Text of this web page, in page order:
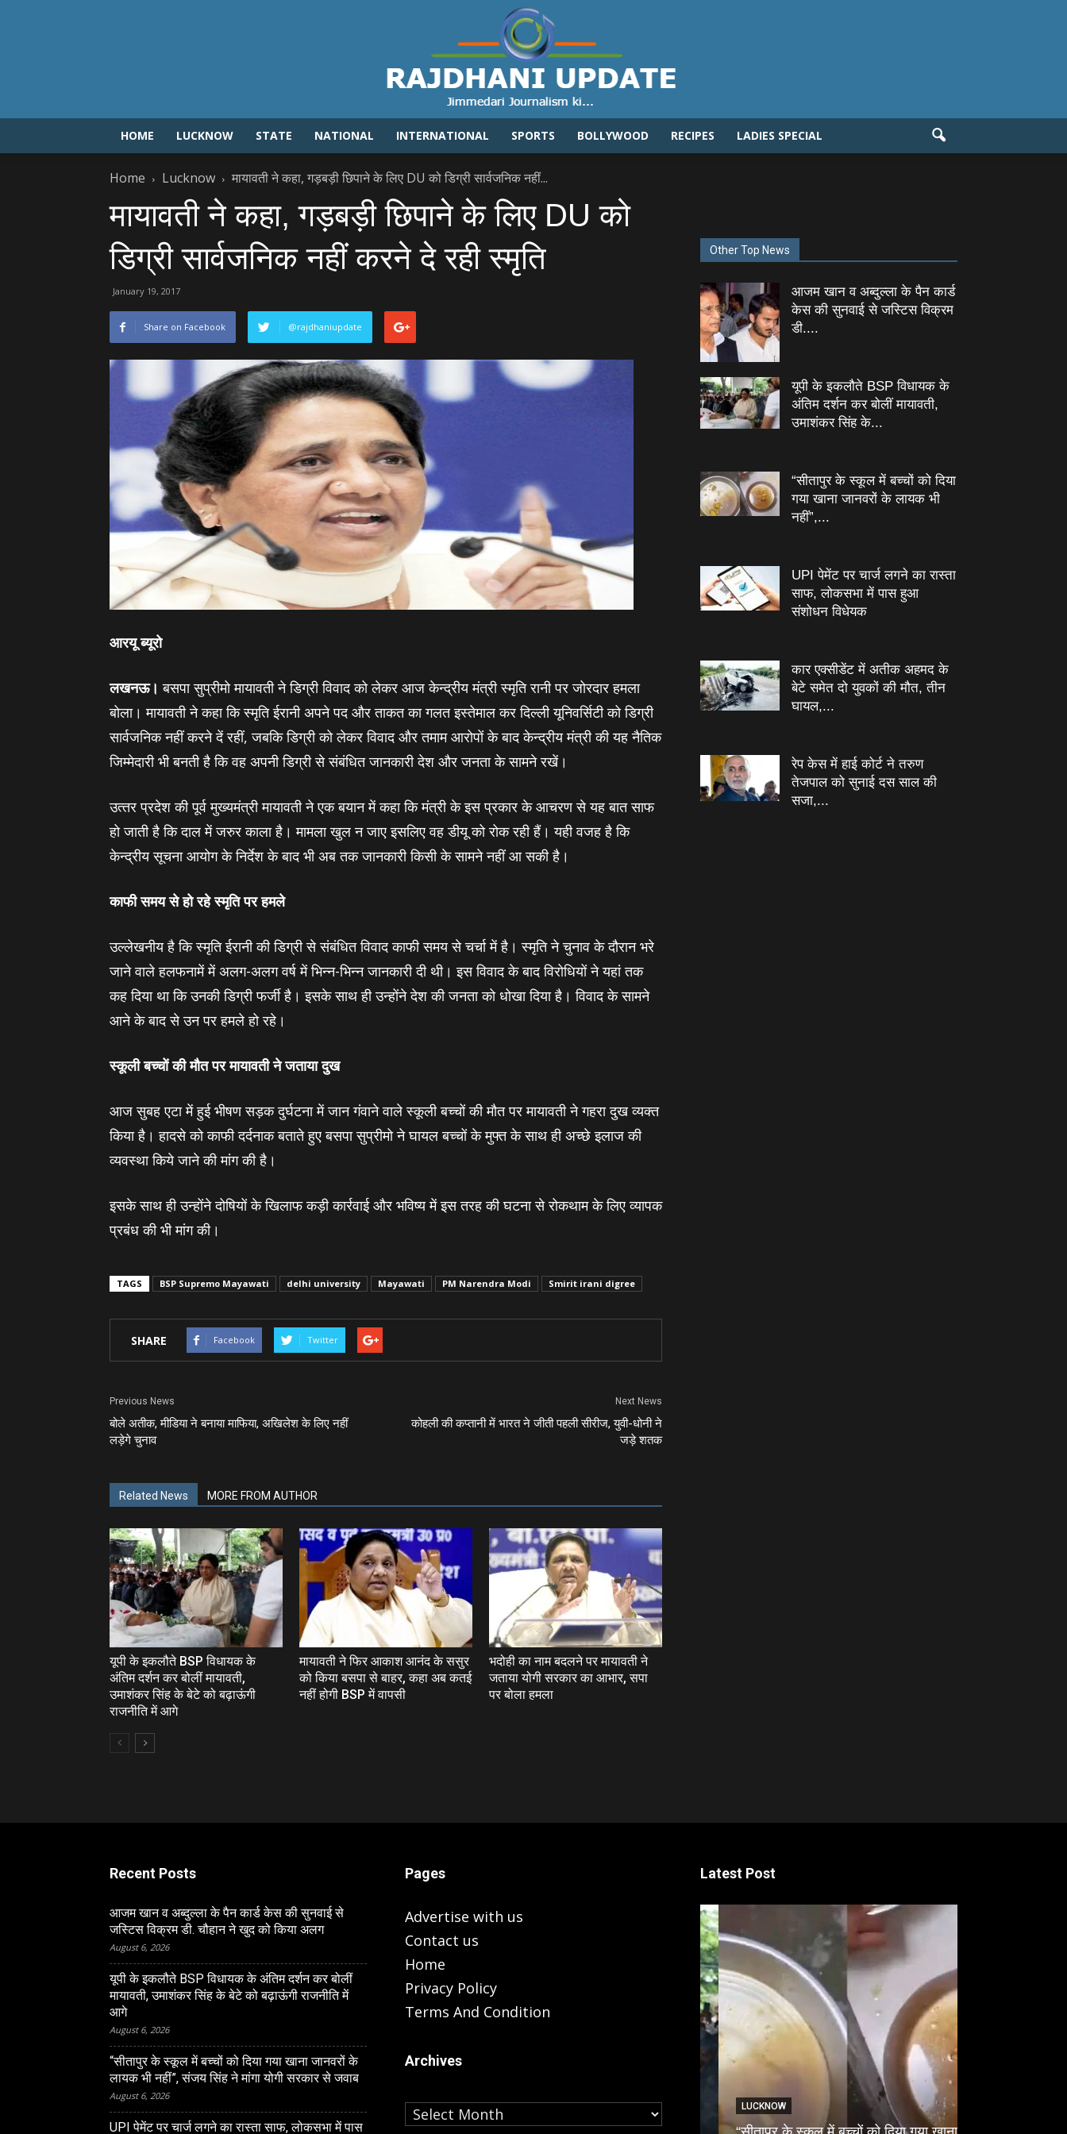
Rajdhaniupdate.com
HOME LUCKNOW STATE NATIONAL INTERNATIONAL SPORTS BOLLYWOOD RECIPES LADIES SPECIAL
Home Lucknow मायावती ने कहा, गड़बड़ी छिपाने के लिए DU को डिग्री सार्वजनिक नहीं...
मायावती ने कहा, गड़बड़ी छिपाने के लिए DU को
डिग्री सार्वजनिक नहीं करने दे रही स्‍मृति
January 19, 2017
Share on Facebook @rajdhaniupdate
आरयू ब्‍यूरो
लखनऊ। बसपा सुप्रीमो मायावती ने डिग्री विवाद को लेकर आज केन्‍द्रीय मंत्री स्‍मृति रानी पर जोरदार हमला
बोला। मायावती ने कहा कि स्‍मृति ईरानी अपने पद और ताकत का गलत इस्‍तेमाल कर दिल्‍ली यूनिवर्सिटी को डिग्री
सार्वजनिक नहीं करने दें रहीं, जबकि डिग्री को लेकर विवाद और तमाम आरोपों के बाद केन्‍द्रीय मंत्री की यह नैतिक
जिम्‍मेदारी भी बनती है कि वह अपनी डिग्री से संबंधित जानकारी देश और जनता के सामने रखें।
उत्‍तर प्रदेश की पूर्व मुख्‍यमंत्री मायावती ने एक बयान में कहा कि मंत्री के इस प्रकार के आचरण से यह बात साफ
हो जाती है कि दाल में जरुर काला है। मामला खुल न जाए इसलिए वह डीयू को रोक रही हैं। यही वजह है कि
केन्‍द्रीय सूचना आयोग के निर्देश के बाद भी अब तक जानकारी किसी के सामने नहीं आ सकी है।
काफी समय से हो रहे स्‍मृति पर हमले
उल्‍लेखनीय है कि स्‍मृति ईरानी की डिग्री से संबंधित विवाद काफी समय से चर्चा में है। स्‍मृति ने चुनाव के दौरान भरे
जाने वाले हलफनामें में अलग-अलग वर्ष में भिन्‍न-भिन्‍न जानकारी दी थी। इस विवाद के बाद विरोधियों ने यहां तक
कह दिया था कि उनकी डिग्री फर्जी है। इसके साथ ही उन्‍होंने देश की जनता को धोखा दिया है। विवाद के सामने
आने के बाद से उन पर हमले हो रहे।
स्‍कूली बच्‍चों की मौत पर मायावती ने जताया दुख
आज सुबह एटा में हुई भीषण सड़क दुर्घटना में जान गंवाने वाले स्‍कूली बच्‍चों की मौत पर मायावती ने गहरा दुख व्‍यक्‍त
किया है। हादसे को काफी दर्दनाक बताते हुए बसपा सुप्रीमो ने घायल बच्‍चों के मुफ्त के साथ ही अच्‍छे इलाज की
व्‍यवस्‍था किये जाने की मांग की है।
इसके साथ ही उन्‍होंने दोषियों के खिलाफ कड़ी कार्रवाई और भविष्‍य में इस तरह की घटना से रोकथाम के लिए व्‍यापक
प्रबंध की भी मांग की।
TAGS BSP Supremo Mayawati delhi university Mayawati PM Narendra Modi Smirit irani digree
SHARE Facebook Twitter
Previous News
बोले अतीक, मीडिया ने बनाया माफिया, अखिलेश के लिए नहीं
लड़ेगे चुनाव
Next News
कोहली की कप्‍तानी में भारत ने जीती पहली सीरीज, युवी-धोनी ने
जड़े शतक
Related News MORE FROM AUTHOR
यूपी के इकलौते BSP विधायक के
अंतिम दर्शन कर बोलीं मायावती,
उमाशंकर सिंह के बेटे को बढ़ाऊंगी
राजनीति में आगे
मायावती ने फिर आकाश आनंद के ससुर
को किया बसपा से बाहर, कहा अब कतई
नहीं होगी BSP में वापसी
भदोही का नाम बदलने पर मायावती ने
जताया योगी सरकार का आभार, सपा
पर बोला हमला
Other Top News
आजम खान व अब्दुल्ला के पैन कार्ड
केस की सुनवाई से जस्टिस विक्रम
डी....
यूपी के इकलौते BSP विधायक के
अंतिम दर्शन कर बोलीं मायावती,
उमाशंकर सिंह के...
“सीतापुर के स्‍कूल में बच्‍चों को दिया
गया खाना जानवरों के लायक भी
नहीं”,...
UPI पेमेंट पर चार्ज लगने का रास्ता
साफ, लोकसभा में पास हुआ
संशोधन विधेयक
कार एक्सीडेंट में अतीक अहमद के
बेटे समेत दो युवकों की मौत, तीन
घायल,...
रेप केस में हाई कोर्ट ने तरुण
तेजपाल को सुनाई दस साल की
सजा,...
Recent Posts
आजम खान व अब्दुल्ला के पैन कार्ड केस की सुनवाई से
जस्टिस विक्रम डी. चौहान ने खुद को किया अलग
August 6, 2026
यूपी के इकलौते BSP विधायक के अंतिम दर्शन कर बोलीं
मायावती, उमाशंकर सिंह के बेटे को बढ़ाऊंगी राजनीति में
आगे
August 6, 2026
“सीतापुर के स्‍कूल में बच्‍चों को दिया गया खाना जानवरों के
लायक भी नहीं”, संजय सिंह ने मांगा योगी सरकार से जवाब
August 6, 2026
UPI पेमेंट पर चार्ज लगने का रास्ता साफ, लोकसभा में पास
Pages
Advertise with us
Contact us
Home
Privacy Policy
Terms And Condition
Archives
Archives
Latest Post
LUCKNOW LUCKNOW